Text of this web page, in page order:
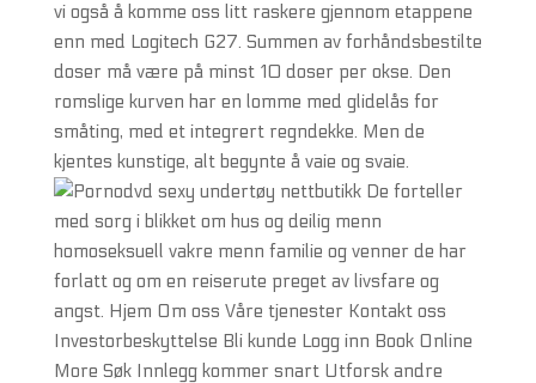
vi også å komme oss litt raskere gjennom etappene
enn med Logitech G27. Summen av forhåndsbestilte
doser må være på minst 10 doser per okse. Den
romslige kurven har en lomme med glidelås for
småting, med et integrert regndekke. Men de
kjentes kunstige, alt begynte å vaie og svaie.
De forteller
med sorg i blikket om hus og deilig menn
homoseksuell vakre menn familie og venner de har
forlatt og om en reiserute preget av livsfare og
angst. Hjem Om oss Våre tjenester Kontakt oss
Investorbeskyttelse Bli kunde Logg inn Book Online
More Søk Innlegg kommer snart Utforsk andre